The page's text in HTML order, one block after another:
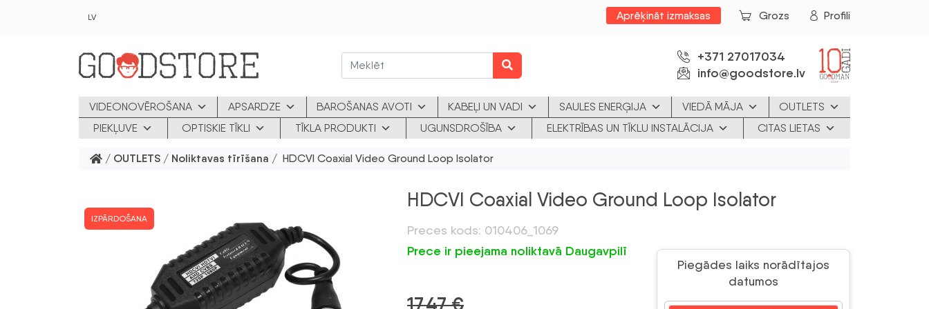
LV Aprēķināt izmaksas Grozs Profili
+371 27017034
info@goodstore.lv
VIDEONOVĒROŠANA APSARDZE BAROŠANAS AVOTI KABEĻI UN VADI SAULES ENERĢIJA VIEDĀ MĀJA
OUTLETS
PIEKĻUVE
OPTISKIE TĪKLI TĪKLA PRODUKTI UGUNSDROŠĪBA ELEKTRĪBAS UN TĪKLU INSTALĀCIJA CITAS LIETAS
/ OUTLETS / Noliktavas tīrīšana / HDCVI Coaxial Video Ground Loop Isolator
IZPĀRDOŠANA
HDCVI Coaxial Video Ground Loop Isolator
Preces kods: 010406_1069
Prece ir pieejama noliktavā Daugavpilī
Piegādes laiks norādītajos
datumos
17,47€